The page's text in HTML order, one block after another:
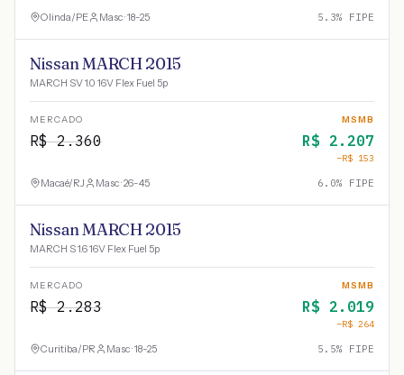
Olinda/PE Masc · 18-25 5.3% FIPE
Nissan MARCH 2015
MARCH SV 1.0 16V Flex Fuel 5p
MERCADO
R$2.360
MSMB
R$ 2.207
−R$ 153
Macaé/RJ Masc · 26-45 6.0% FIPE
Nissan MARCH 2015
MARCH S 1.6 16V Flex Fuel 5p
MERCADO
R$2.283
MSMB
R$ 2.019
−R$ 264
Curitiba/PR Masc · 18-25 5.5% FIPE